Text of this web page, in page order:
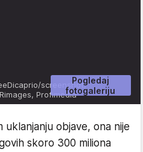
Pogledaj
fotogaleriju
screenshot,
Profimedia
objave, ona nije
skoro 300 miliona